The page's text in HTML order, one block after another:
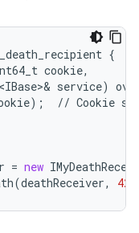
{
cookie,
& service)
);  // Cookie
= new
(deathReceiver, 42